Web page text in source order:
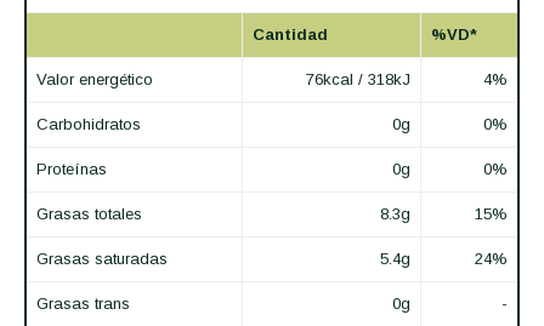
Cantidad %VD*
Valor energético 76kcal / 318kJ 4%
Carbohidratos 0g 0%
Proteínas 0g 0%
Grasas totales 8.3g 15%
Grasas saturadas 5.4g 24%
Grasas trans 0g -